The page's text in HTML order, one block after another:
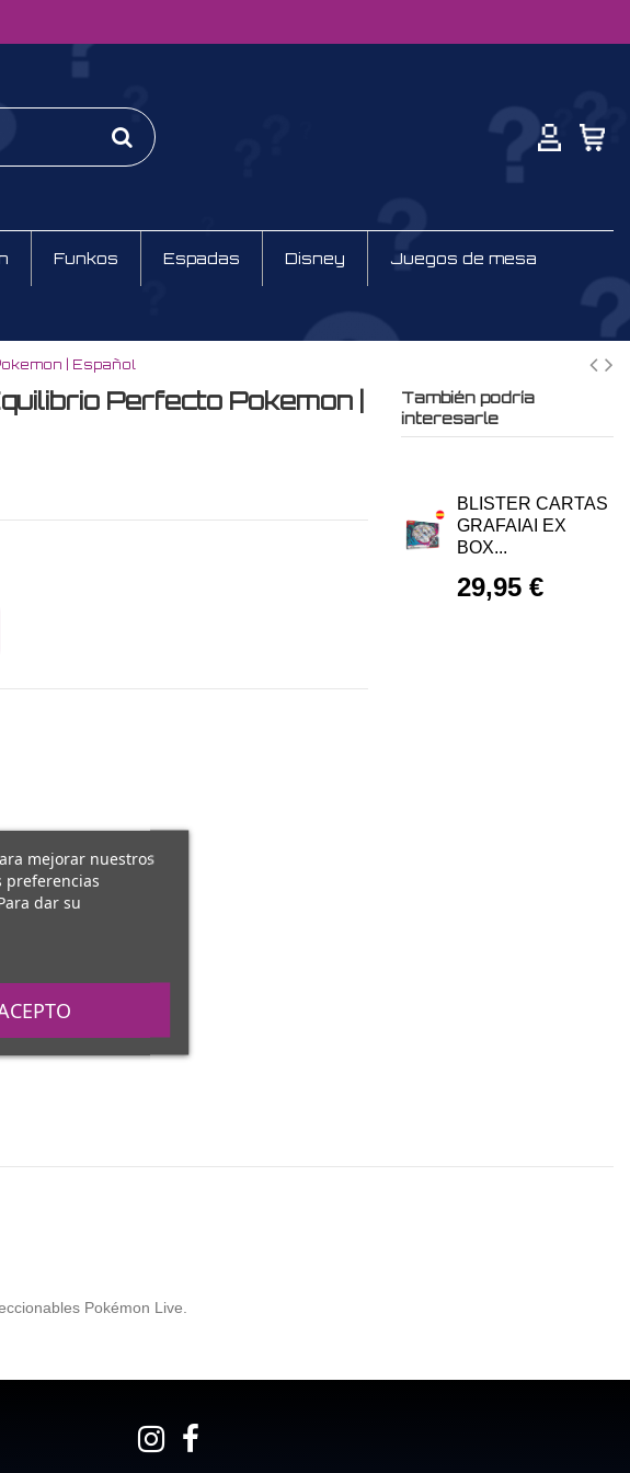
Funkos Espadas Disney Juegos de mesa
| Español
Perfecto Pokemon |
También podría
interesarle
BLISTER CARTAS
GRAFAIAI EX
BOX...
29,95 €
Pokémon Live.
mejorar nuestros
preferencias
dar su